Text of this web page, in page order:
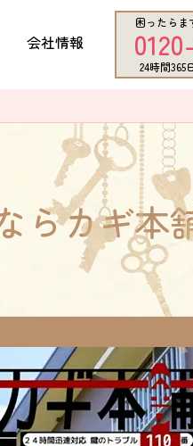
会社情報
困ったらま
24時間365
らカギ本